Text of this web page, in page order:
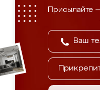
Присылайте